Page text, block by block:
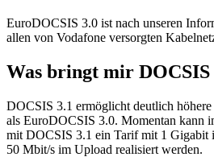
EuroDOCSIS 3.0 ist nach unseren
allen von Vodafone versorgten
Was bringt mir DOCSIS
DOCSIS 3.1 ermöglicht deutlich
als EuroDOCSIS 3.0. Momentan kann
mit DOCSIS 3.1 ein Tarif mit 1 Gigabit
50 Mbit/s im Upload realisiert werden.